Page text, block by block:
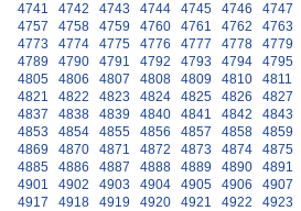
4741
4742 4743 4744 4745 4746 4747
4757
4758 4759 4760 4761 4762 4763
4773
4774 4775 4776 4777 4778 4779
4789
4790 4791 4792 4793 4794 4795
4805
4806 4807 4808 4809 4810 4811
4821
4822 4823 4824 4825 4826 4827
4837
4838 4839 4840 4841 4842 4843
4853
4854 4855 4856 4857 4858 4859
4869
4870 4871 4872 4873 4874 4875
4885
4886 4887 4888 4889 4890 4891
4901
4902 4903 4904 4905 4906 4907
4917
4918 4919 4920 4921 4922 4923